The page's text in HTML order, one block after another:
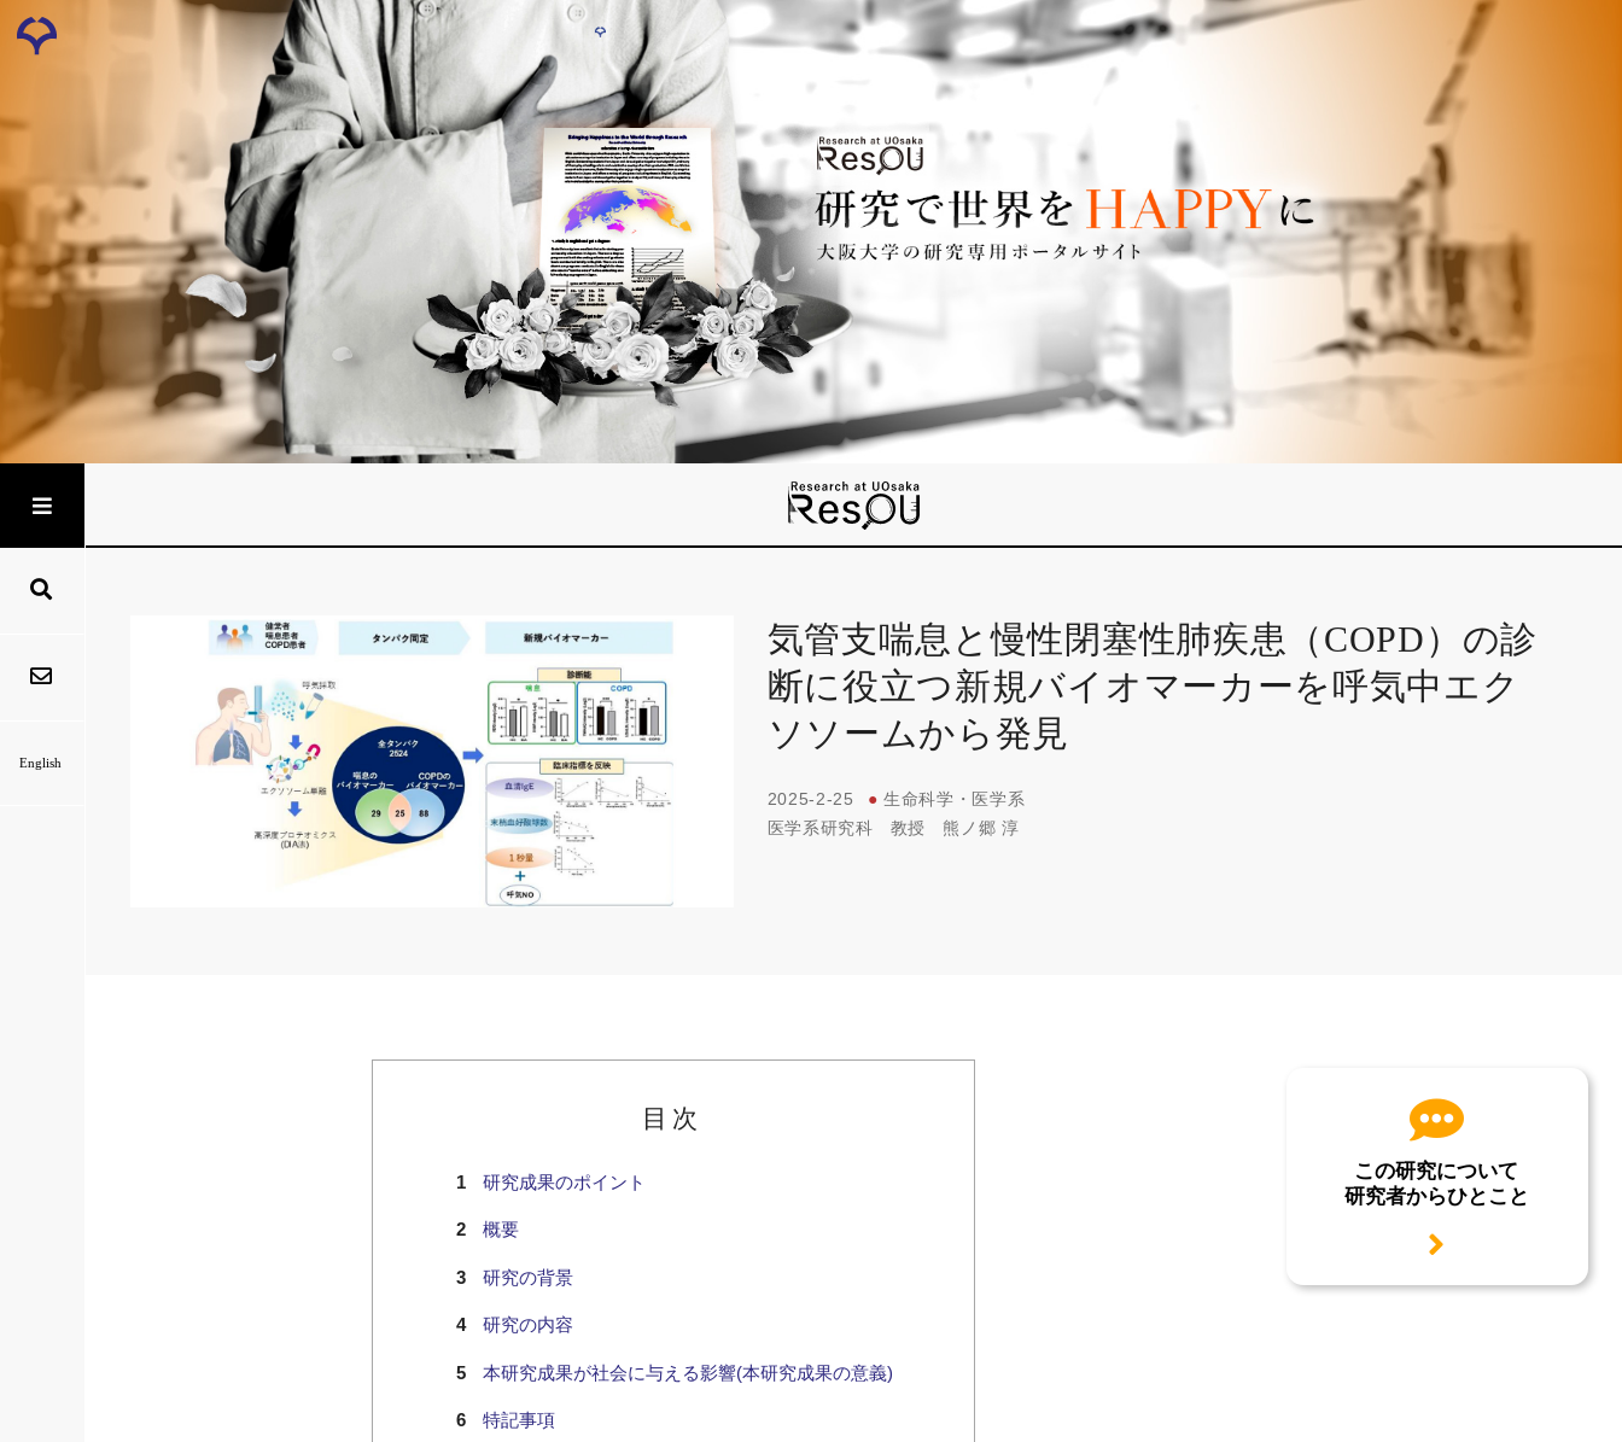
English
気管支喘息と慢性閉塞性肺疾患（COPD）の診
断に役立つ新規バイオマーカーを呼気中エク
ソソームから発見
2025-2-25 ● 生命科学・医学系
医学系研究科
教授 熊ノ郷 淳
目次
研究成果のポイント
概要
研究の背景
研究の内容
本研究成果が社会に与える影響(本研究成果の意義)
特記事項
この研究について
研究者からひとこと